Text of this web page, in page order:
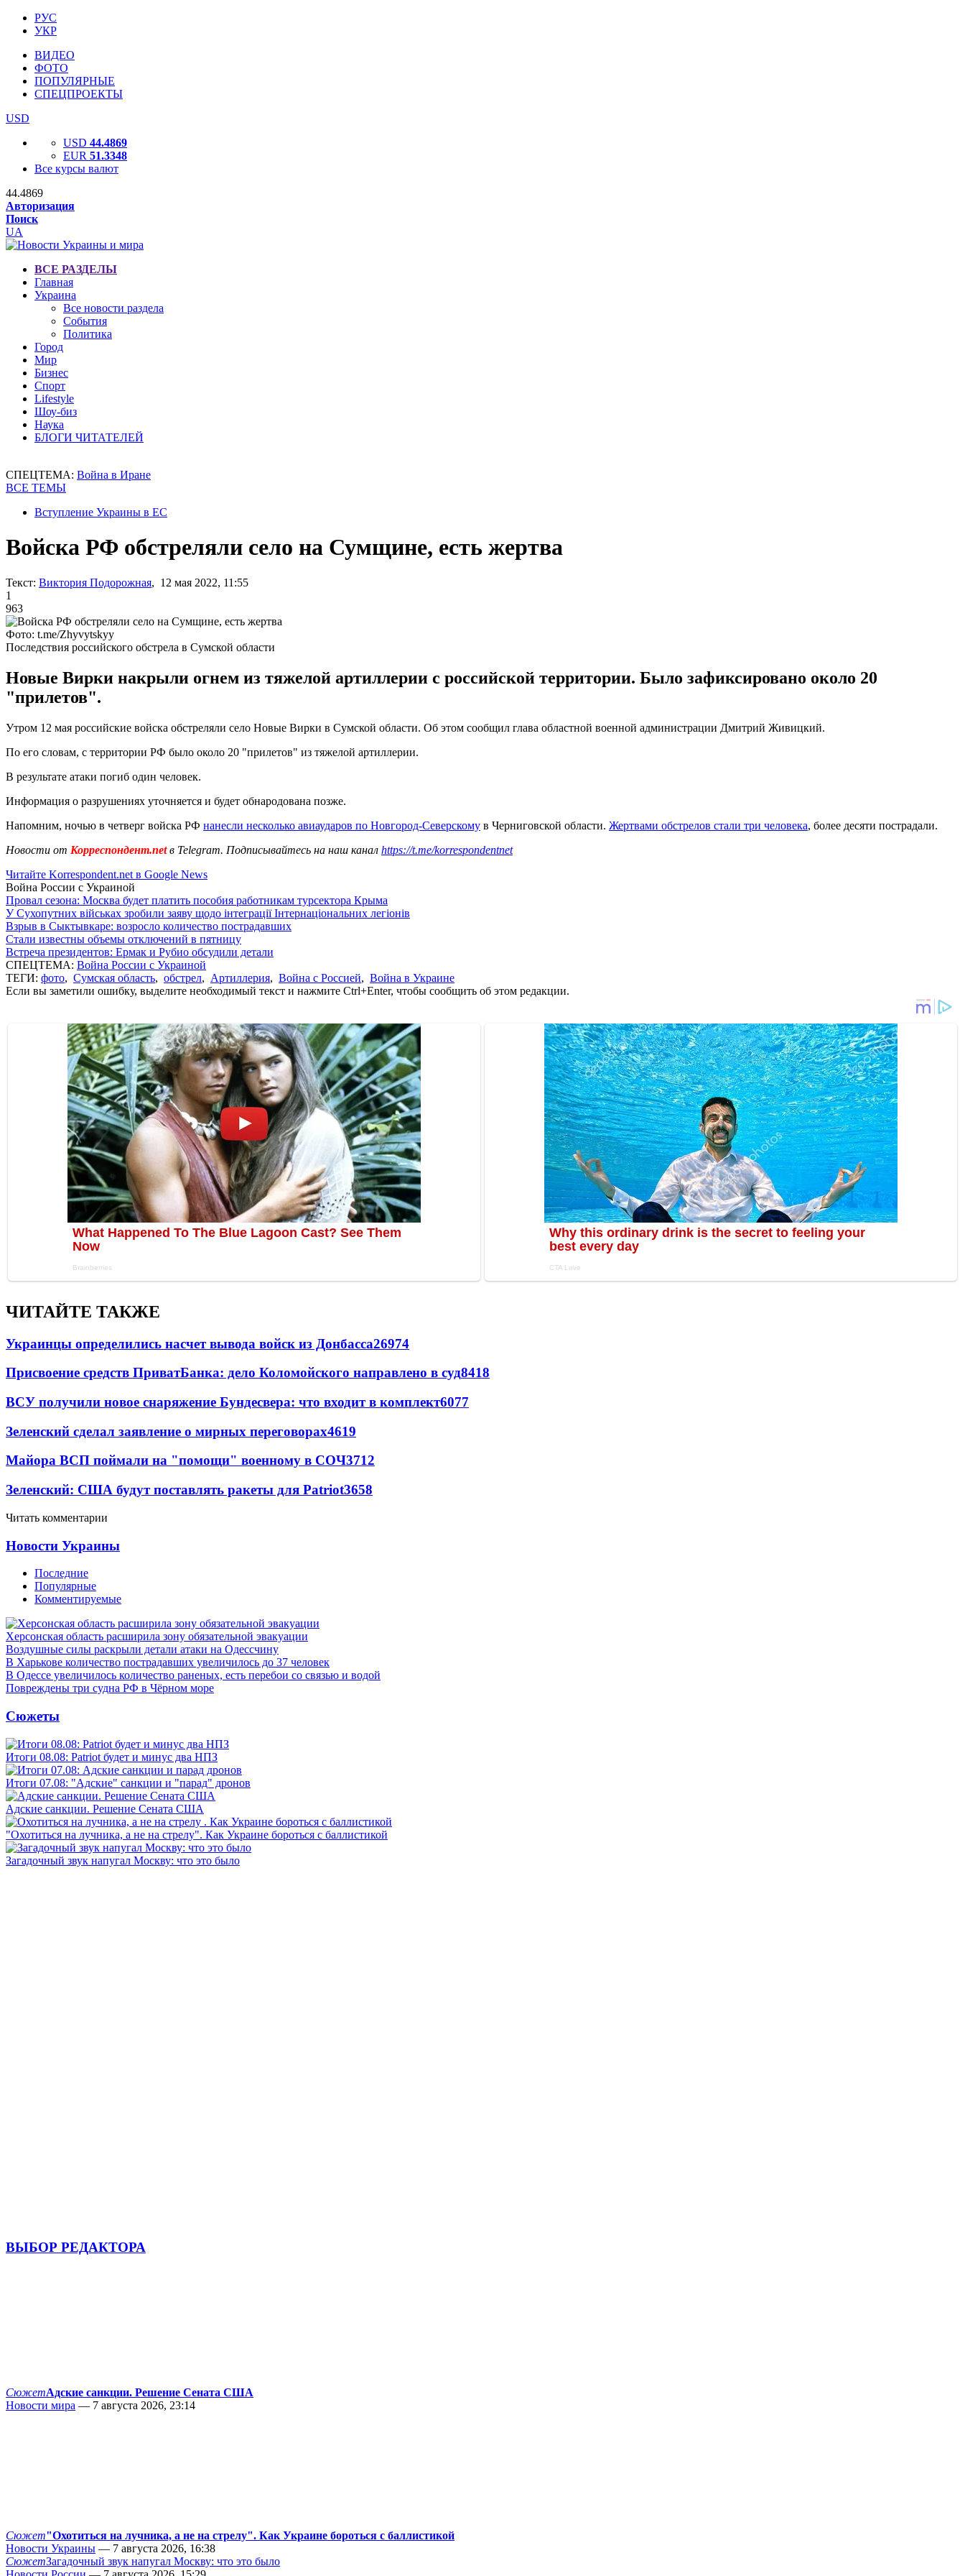
РУС
УКР
ВИДЕО
ФОТО
ПОПУЛЯРНЫЕ
СПЕЦПРОЕКТЫ
USD
USD 44.4869
EUR 51.3348
Все курсы валют
44.4869
Авторизация
Поиск
UA
ВСЕ РАЗДЕЛЫ
Главная
Украина
Все новости раздела
События
Политика
Город
Мир
Бизнес
Спорт
Lifestyle
Шоу-биз
Наука
БЛОГИ ЧИТАТЕЛЕЙ
СПЕЦТЕМА: Война в Иране
ВСЕ ТЕМЫ
Вступление Украины в ЕС
Войска РФ обстреляли село на Сумщине, есть жертва
Текст: Виктория Подорожная, 12 мая 2022, 11:55
1
963
Фото: t.me/Zhyvytskyy
Последствия российского обстрела в Сумской области
Новые Вирки накрыли огнем из тяжелой артиллерии с российской территории. Было зафиксировано около 20
"прилетов".
Утром 12 мая российские войска обстреляли село Новые Вирки в Сумской области. Об этом сообщил глава областной военной администрации Дмитрий Живицкий.
По его словам, с территории РФ было около 20 "прилетов" из тяжелой артиллерии.
В результате атаки погиб один человек.
Информация о разрушениях уточняется и будет обнародована позже.
Напомним, ночью в четверг войска РФ нанесли несколько авиаударов по Новгород-Северскому в Черниговской области. Жертвами обстрелов стали три человека, более десяти пострадали.
Новости от Корреспондент.netв Telegram. Подписывайтесь на наш канал https://t.me/korrespondentnet
Читайте Korrespondent.net в Google News
Война России с Украиной
Провал сезона: Москва будет платить пособия работникам турсектора Крыма
У Сухопутних військах зробили заяву щодо інтеграції Інтернаціональних легіонів
Взрыв в Сыктывкаре: возросло количество пострадавших
Стали известны объемы отключений в пятницу
Встреча президентов: Ермак и Рубио обсудили детали
СПЕЦТЕМА: Война России с Украиной
ТЕГИ: фото, Сумская область, обстрел, Артиллерия, Война с Россией, Война в Украине
Если вы заметили ошибку, выделите необходимый текст и нажмите Ctrl+Enter, чтобы сообщить об этом редакции.
ЧИТАЙТЕ ТАКЖЕ
Украинцы определились насчет вывода войск из Донбасса26974
Присвоение средств ПриватБанка: дело Коломойского направлено в суд8418
ВСУ получили новое снаряжение Бундесвера: что входит в комплект6077
Зеленский сделал заявление о мирных переговорах4619
Майора ВСП поймали на "помощи" военному в СОЧ3712
Зеленский: США будут поставлять ракеты для Patriot3658
Читать комментарии
Новости Украины
Последние
Популярные
Комментируемые
Херсонская область расширила зону обязательной эвакуации
Воздушные силы раскрыли детали атаки на Одессчину
В Харькове количество пострадавших увеличилось до 37 человек
В Одессе увеличилось количество раненых, есть перебои со связью и водой
Повреждены три судна РФ в Чёрном море
Сюжеты
Итоги 08.08: Patriot будет и минус два НПЗ
Итоги 07.08: "Адские" санкции и "парад" дронов
Адские санкции. Решение Сената США
"Охотиться на лучника, а не на стрелу". Как Украине бороться с баллистикой
Загадочный звук напугал Москву: что это было
ВЫБОР РЕДАКТОРА
СюжетАдские санкции. Решение Сената США
Новости мира — 7 августа 2026, 23:14
Сюжет"Охотиться на лучника, а не на стрелу". Как Украине бороться с баллистикой
Новости Украины — 7 августа 2026, 16:38
СюжетЗагадочный звук напугал Москву: что это было